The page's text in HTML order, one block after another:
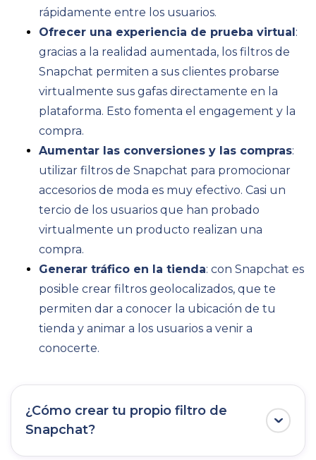
rápidamente entre los usuarios.
Ofrecer una experiencia de prueba virtual:
gracias a la realidad aumentada, los filtros de
Snapchat permiten a sus clientes probarse
virtualmente sus gafas directamente en la
plataforma. Esto fomenta el engagement y la
compra.
Aumentar las conversiones y las compras:
utilizar filtros de Snapchat para promocionar
accesorios de moda es muy efectivo. Casi un
tercio de los usuarios que han probado
virtualmente un producto realizan una
compra.
Generar tráfico en la tienda: con Snapchat es
posible crear filtros geolocalizados, que te
permiten dar a conocer la ubicación de tu
tienda y animar a los usuarios a venir a
conocerte.
¿Cómo crear tu propio filtro de
Snapchat?